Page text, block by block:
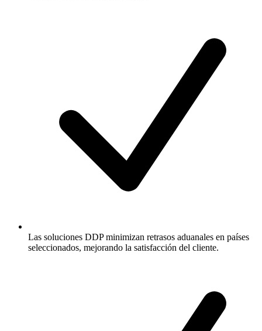
Las soluciones DDP minimizan retrasos aduanales en países
seleccionados, mejorando la satisfacción del cliente.